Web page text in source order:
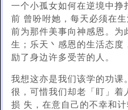
一个小孤女如何在逆境中挣
前 曾吩咐她，每天必须在
前为那件美事向神感恩。为
生；乐天丶感恩的生活态度
励了身边许多受苦的人。
我想这亦是我们该学的功课
很，可惜我们却老「盯」着
损 失，在意自己的不幸和